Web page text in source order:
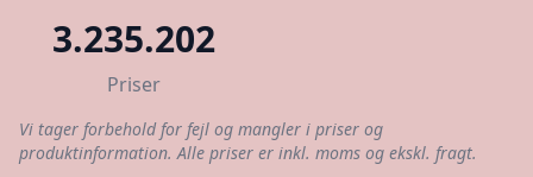
3.235.202
Priser
Vi tager forbehold for fejl og mangler i priser og
produktinformation. Alle priser er inkl. moms og ekskl. fragt.